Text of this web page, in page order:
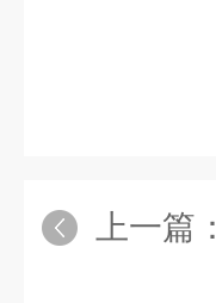
上一篇：